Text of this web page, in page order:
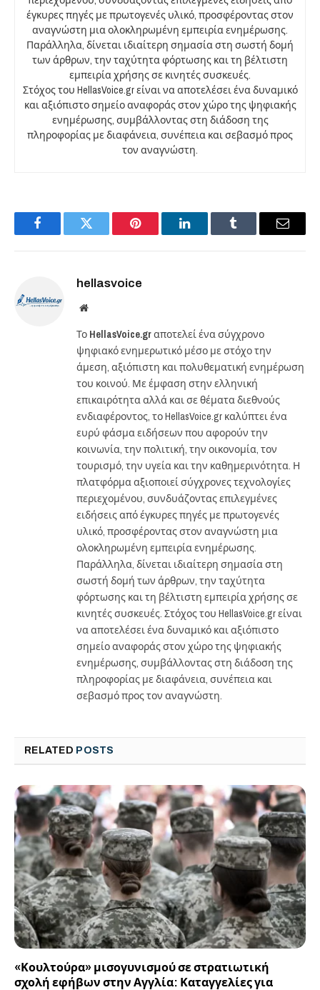
έγκυρες πηγές με πρωτογενές υλικό, προσφέροντας στον
αναγνώστη μια ολοκληρωμένη εμπειρία ενημέρωσης.
Παράλληλα, δίνεται ιδιαίτερη σημασία στη σωστή δομή
των άρθρων, την ταχύτητα φόρτωσης και τη βέλτιστη
εμπειρία χρήσης σε κινητές συσκευές.
Στόχος του HellasVoice.gr είναι να αποτελέσει ένα δυναμικό
και αξιόπιστο σημείο αναφοράς στον χώρο της ψηφιακής
ενημέρωσης, συμβάλλοντας στη διάδοση της
πληροφορίας με διαφάνεια, συνέπεια και σεβασμό προς
τον αναγνώστη.
FacebookTwitter Pinterest LinkedInTumblr Email
hellasvoice
Website
Το HellasVoice.grαποτελεί ένα σύγχρονο
ψηφιακό ενημερωτικό μέσο με στόχο την
άμεση, αξιόπιστη και πολυθεματική ενημέρωση
του κοινού. Με έμφαση στην ελληνική
επικαιρότητα αλλά και σε θέματα διεθνούς
ενδιαφέροντος, το HellasVoice.gr καλύπτει ένα
ευρύ φάσμα ειδήσεων που αφορούν την
κοινωνία, την πολιτική, την οικονομία, τον
τουρισμό, την υγεία και την καθημερινότητα. Η
πλατφόρμα αξιοποιεί σύγχρονες τεχνολογίες
περιεχομένου, συνδυάζοντας επιλεγμένες
ειδήσεις από έγκυρες πηγές με πρωτογενές
υλικό, προσφέροντας στον αναγνώστη μια
ολοκληρωμένη εμπειρία ενημέρωσης.
Παράλληλα, δίνεται ιδιαίτερη σημασία στη
σωστή δομή των άρθρων, την ταχύτητα
φόρτωσης και τη βέλτιστη εμπειρία χρήσης σε
κινητές συσκευές. Στόχος του HellasVoice.gr είναι
να αποτελέσει ένα δυναμικό και αξιόπιστο
σημείο αναφοράς στον χώρο της ψηφιακής
ενημέρωσης, συμβάλλοντας στη διάδοση της
πληροφορίας με διαφάνεια, συνέπεια και
σεβασμό προς τον αναγνώστη.
RELATED POSTS
«Κουλτούρα» μισογυνισμού σε στρατιωτική
σχολή εφήβων στην Αγγλία: Καταγγελίες για